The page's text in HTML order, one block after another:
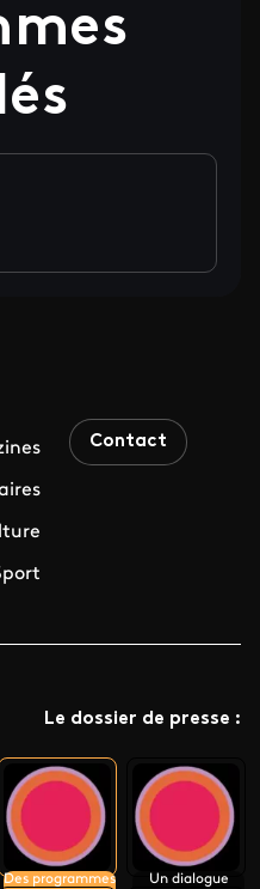
sur Facebook
sur X
renouvelés' sur LinkedIn
Contact
Le dossier de presse :
Des programmes
Un dialogue